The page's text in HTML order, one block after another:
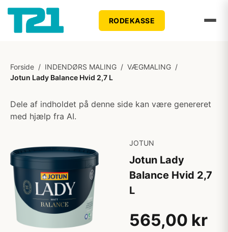
RODEKASSE
Forside / INDENDØRS MALING / VÆGMALING /
Jotun Lady Balance Hvid 2,7 L
Dele af indholdet på denne side kan være genereret
med hjælp fra AI.
JOTUN
Jotun Lady
Balance Hvid 2,7
L
565,00 kr